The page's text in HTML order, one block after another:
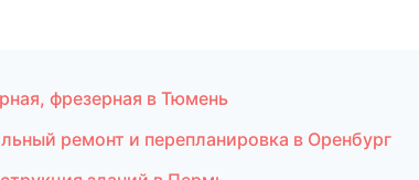
фрезерная в Тюмень
ремонт и перепланировка в Оренбург